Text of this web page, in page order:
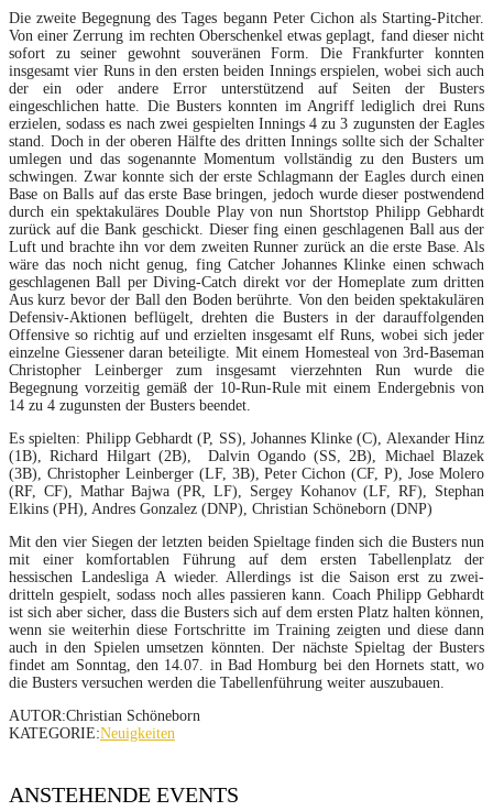
Die zweite Begegnung des Tages begann Peter Cichon als Starting-Pitcher.
Von einer Zerrung im rechten Oberschenkel etwas geplagt, fand dieser nicht
sofort zu seiner gewohnt souveränen Form. Die Frankfurter konnten
insgesamt vier Runs in den ersten beiden Innings erspielen, wobei sich auch
der ein oder andere Error unterstützend auf Seiten der Busters
eingeschlichen hatte. Die Busters konnten im Angriff lediglich drei Runs
erzielen, sodass es nach zwei gespielten Innings 4 zu 3 zugunsten der Eagles
stand. Doch in der oberen Hälfte des dritten Innings sollte sich der Schalter
umlegen und das sogenannte Momentum vollständig zu den Busters um
schwingen. Zwar konnte sich der erste Schlagmann der Eagles durch einen
Base on Balls auf das erste Base bringen, jedoch wurde dieser postwendend
durch ein spektakuläres Double Play von nun Shortstop Philipp Gebhardt
zurück auf die Bank geschickt. Dieser fing einen geschlagenen Ball aus der
Luft und brachte ihn vor dem zweiten Runner zurück an die erste Base. Als
wäre das noch nicht genug, fing Catcher Johannes Klinke einen schwach
geschlagenen Ball per Diving-Catch direkt vor der Homeplate zum dritten
Aus kurz bevor der Ball den Boden berührte. Von den beiden spektakulären
Defensiv-Aktionen beflügelt, drehten die Busters in der darauffolgenden
Offensive so richtig auf und erzielten insgesamt elf Runs, wobei sich jeder
einzelne Giessener daran beteiligte. Mit einem Homesteal von 3rd-Baseman
Christopher Leinberger zum insgesamt vierzehnten Run wurde die
Begegnung vorzeitig gemäß der 10-Run-Rule mit einem Endergebnis von
14 zu 4 zugunsten der Busters beendet.
Es spielten: Philipp Gebhardt (P, SS), Johannes Klinke (C), Alexander Hinz
(1B), Richard Hilgart (2B), Dalvin Ogando (SS, 2B), Michael Blazek
(3B), Christopher Leinberger (LF, 3B), Peter Cichon (CF, P), Jose Molero
(RF, CF), Mathar Bajwa (PR, LF), Sergey Kohanov (LF, RF), Stephan
Elkins (PH), Andres Gonzalez (DNP), Christian Schöneborn (DNP)
Mit den vier Siegen der letzten beiden Spieltage finden sich die Busters nun
mit einer komfortablen Führung auf dem ersten Tabellenplatz der
hessischen Landesliga A wieder. Allerdings ist die Saison erst zu zwei-
dritteln gespielt, sodass noch alles passieren kann. Coach Philipp Gebhardt
ist sich aber sicher, dass die Busters sich auf dem ersten Platz halten können,
wenn sie weiterhin diese Fortschritte im Training zeigten und diese dann
auch in den Spielen umsetzen könnten. Der nächste Spieltag der Busters
findet am Sonntag, den 14.07. in Bad Homburg bei den Hornets statt, wo
die Busters versuchen werden die Tabellenführung weiter auszubauen.
AUTOR:Christian Schöneborn
KATEGORIE:Neuigkeiten
ANSTEHENDE EVENTS